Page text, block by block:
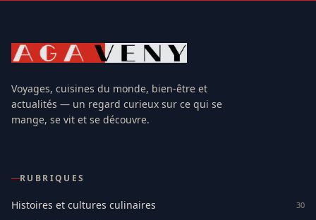
Voyages, cuisines du monde, bien-être et
actualités — un regard curieux sur ce qui se
mange, se vit et se découvre.
RUBRIQUES
Histoires et cultures culinaires 30